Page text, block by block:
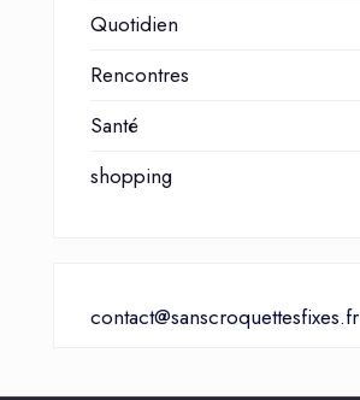
Quotidien
Rencontres
Santé
shopping
contact@sanscroquettesfixes.fr